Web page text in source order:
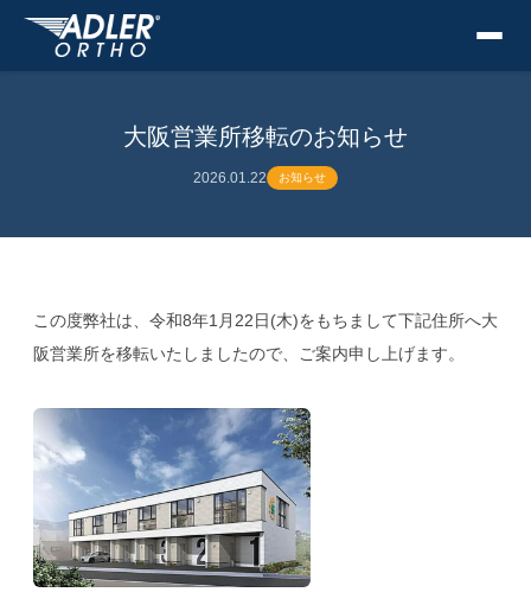
大阪営業所移転のお知らせ
2026.01.22 お知らせ
この度弊社は、令和8年1月22日(木)をもちまして下記住所へ大
阪営業所を移転いたしましたので、ご案内申し上げます。